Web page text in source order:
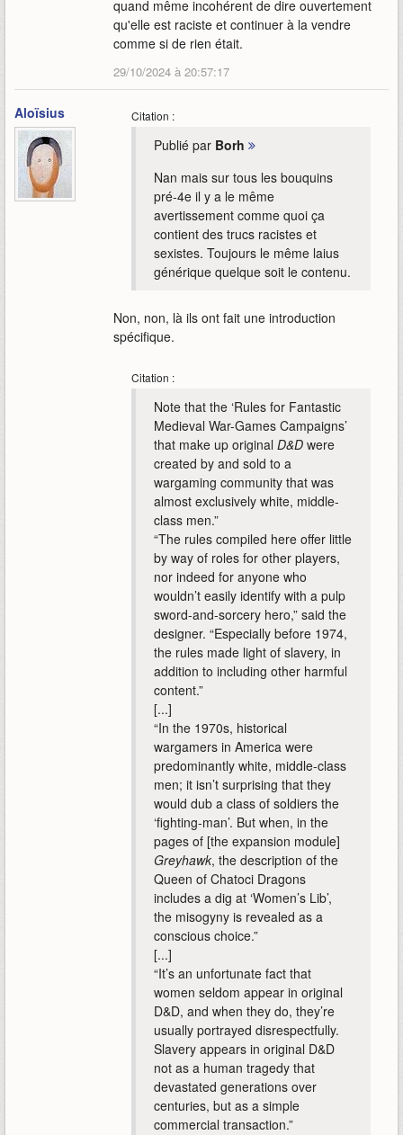
quand même incohérent de dire ouvertement
qu'elle est raciste et continuer à la vendre
comme si de rien était.
29/10/2024 à 20:57:17
Aloïsius Citation :
Publié par Borh
Nan mais sur tous les bouquins
pré-4e il y a le même
avertissement comme quoi ça
contient des trucs racistes et
sexistes. Toujours le même laius
générique quelque soit le contenu.
Non, non, là ils ont fait une introduction
spécifique.
Citation :
Note that the ‘Rules for Fantastic
Medieval War-Games Campaigns’
that make up original D&D were
created by and sold to a
wargaming community that was
almost exclusively white, middle-
class men.”
“The rules compiled here offer little
by way of roles for other players,
nor indeed for anyone who
wouldn’t easily identify with a pulp
sword-and-sorcery hero,” said the
designer. “Especially before 1974,
the rules made light of slavery, in
addition to including other harmful
content.”
[...]
“In the 1970s, historical
wargamers in America were
predominantly white, middle-class
men; it isn’t surprising that they
would dub a class of soldiers the
‘fighting-man’. But when, in the
pages of [the expansion module]
Greyhawk, the description of the
Queen of Chatoci Dragons
includes a dig at ‘Women’s Lib’,
the misogyny is revealed as a
conscious choice.”
[...]
“It’s an unfortunate fact that
women seldom appear in original
D&D, and when they do, they’re
usually portrayed disrespectfully.
Slavery appears in original D&D
not as a human tragedy that
devastated generations over
centuries, but as a simple
commercial transaction.”